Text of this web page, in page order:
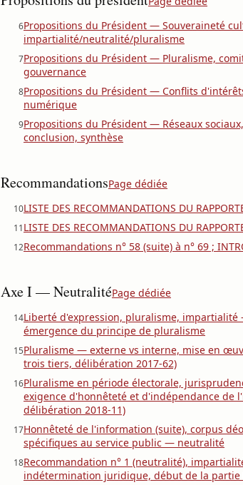
6Propositions du Président — Souveraineté
impartialité/neutralité/pluralisme
7Propositions du Président — Pluralisme,
gouvernance
8Propositions du Président — Conflits
numérique
9Propositions du Président — Réseaux
conclusion, synthèse
RecommandationsPage dédiée
10LISTE DES RECOMMANDATIONS DU
11LISTE DES RECOMMANDATIONS DU
12Recommandations n° 58 (suite) à n° 69 ;
Axe I — NeutralitéPage dédiée
14Liberté d'expression, pluralisme,
émergence du principe de pluralisme
15Pluralisme — externe vs interne, mise en
trois tiers, délibération 2017-62)
16Pluralisme en période électorale,
exigence d'honnêteté et d'indépendance de
délibération 2018-11)
17Honnêteté de l'information (suite), corpus
spécifiques au service public — neutralité
18Recommandation n° 1 (neutralité),
indétermination juridique, début de la partie